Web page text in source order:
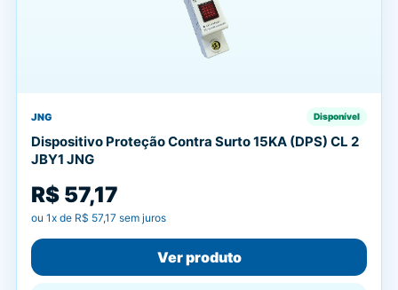
JNG Disponível
Dispositivo Proteção Contra Surto 15KA (DPS) CL 2
JBY1 JNG
R$ 57,17
ou 1x de R$ 57,17 sem juros
Ver produto